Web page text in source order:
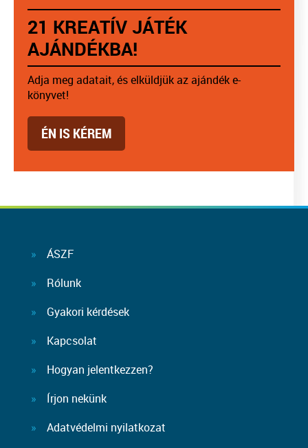
21 KREATÍV JÁTÉK
AJÁNDÉKBA!
Adja meg adatait, és elküldjük az ajándék e-
könyvet!
ÉN IS KÉREM
ÁSZF
Rólunk
Gyakori kérdések
Kapcsolat
Hogyan jelentkezzen?
Írjon nekünk
Adatvédelmi nyilatkozat